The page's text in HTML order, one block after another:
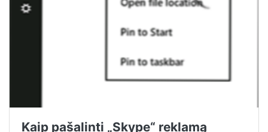
Kaip pašalinti „Skype“ reklamą